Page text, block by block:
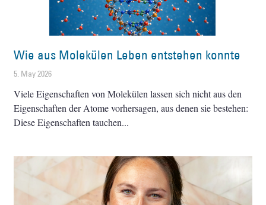
Wie aus Molekülen Leben entstehen konnte
5. May 2026
Viele Eigenschaften von Molekülen lassen sich nicht aus den
Eigenschaften der Atome vorhersagen, aus denen sie bestehen:
Diese Eigenschaften tauchen